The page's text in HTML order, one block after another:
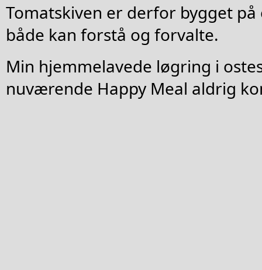
Tomatskiven er derfor bygget på
både kan forstå og forvalte.
Min hjemmelavede løgring i
nuværende Happy Meal aldrig